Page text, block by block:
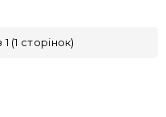
(1 сторінок)